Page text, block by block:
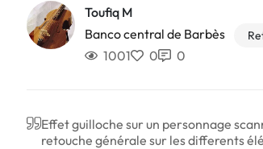
Toufiq M
Banco central de Barbès
1001 0 0
Effet guilloche sur un personnage
retouche générale sur les differents